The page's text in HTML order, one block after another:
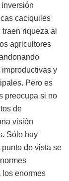
caciquiles
riqueza al
agricultores
y
Pero es
preocupa si no
de
visión
Sólo hay
de vista se
los enormes